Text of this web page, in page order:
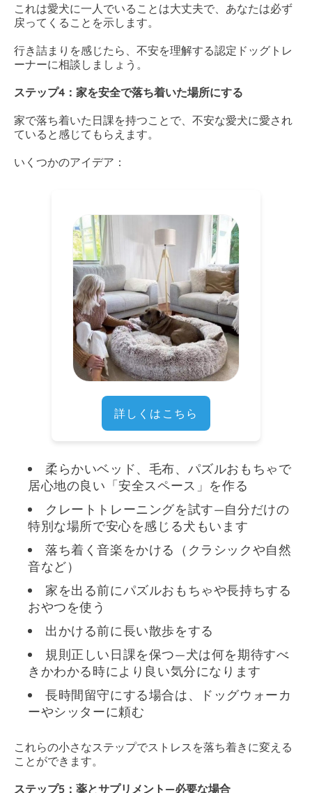
これは愛犬に一人でいることは大丈夫で、あなたは必ず
戻ってくることを示します。
行き詰まりを感じたら、不安を理解する認定ドッグトレ
ーナーに相談しましょう。
ステップ4：家を安全で落ち着いた場所にする
家で落ち着いた日課を持つことで、不安な愛犬に愛され
ていると感じてもらえます。
いくつかのアイデア：
詳しくはこちら
柔らかいベッド、毛布、パズルおもちゃで
居心地の良い「安全スペース」を作る
クレートトレーニングを試す—自分だけの
特別な場所で安心を感じる犬もいます
落ち着く音楽をかける（クラシックや自然
音など）
家を出る前にパズルおもちゃや長持ちする
おやつを使う
出かける前に長い散歩をする
規則正しい日課を保つ—犬は何を期待すべ
きかわかる時により良い気分になります
長時間留守にする場合は、ドッグウォーカ
ーやシッターに頼む
これらの小さなステップでストレスを落ち着きに変える
ことができます。
ステップ5：薬とサプリメント—必要な場合